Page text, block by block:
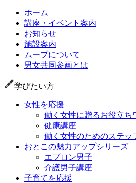
ホーム
講座・イベント案内
お知らせ
施設案内
ムーブについて
男女共同参画とは
学びたい方
女性を応援
働く女性に贈るお役立ち
健康講座
働く女性のためのステッ
おとこの魅力アップシリーズ
エプロン男子
介護男子講座
子育てを応援